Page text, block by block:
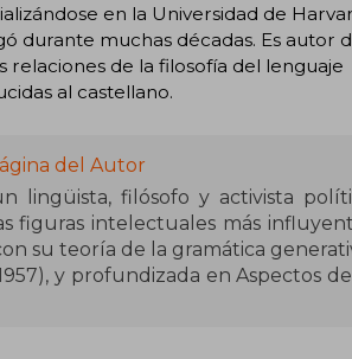
en la Universidad de
durante muchas décadas. Es autor
relaciones de la filosofía del lenguaje
al castellano.
del Autor
lingüista, filósofo y activista
figuras intelectuales más
su teoría de la gramática
y profundizada en Aspectos de
transformó el estudio del